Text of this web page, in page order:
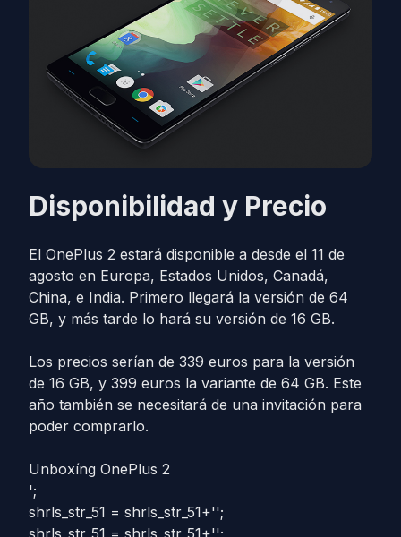
Disponibilidad y Precio
El OnePlus 2 estará disponible a desde el 11 de
agosto en Europa, Estados Unidos, Canadá,
China, e India. Primero llegará la versión de 64
GB, y más tarde lo hará su versión de 16 GB.
Los precios serían de 339 euros para la versión
de 16 GB, y 399 euros la variante de 64 GB. Este
año también se necesitará de una invitación para
poder comprarlo.
Unboxíng OnePlus 2
';
shrls_str_51 = shrls_str_51+'';
shrls_str_51 = shrls_str_51+'';